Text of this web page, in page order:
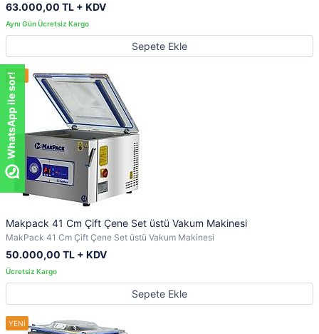
63.000,00 TL + KDV
Sepete Ekle
Makpack 41 Cm Çift Çene Set üstü Vakum Makinesi
MakPack 41 Cm Çift Çene Set üstü Vakum Makinesi
50.000,00 TL + KDV
Sepete Ekle
WhatsApp ile sor!